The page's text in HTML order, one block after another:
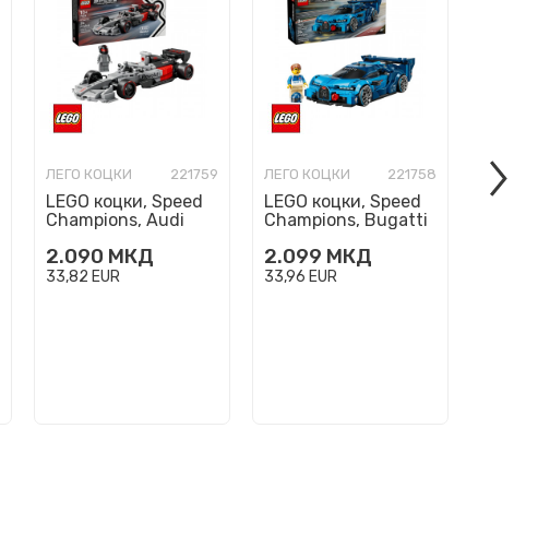
ЛЕГО КОЦКИ 221759
LEGO коцки, Speed
Champions, Audi
Race Car
2.090 МКД
33,82 EUR
ЛЕГО КОЦКИ 221758
LEGO коцки, Speed
Champions, Bugatti
Sports Car
2.099 МКД
33,96 EUR
ЛЕГО